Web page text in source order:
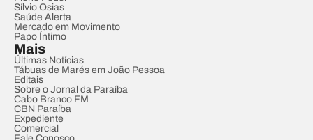
Sílvio Osias
Saúde Alerta
Mercado em Movimento
Papo Íntimo
Mais
Últimas Notícias
Tábuas de Marés em João Pessoa
Editais
Sobre o Jornal da Paraíba
Cabo Branco FM
CBN Paraíba
Expediente
Comercial